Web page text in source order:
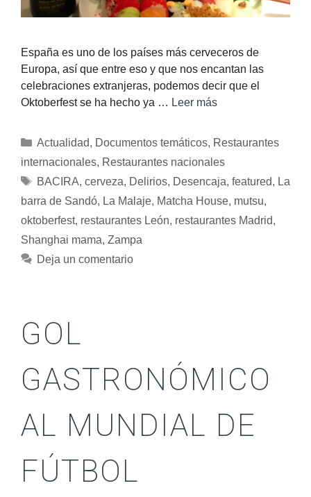
España es uno de los países más cerveceros de
Europa, así que entre eso y que nos encantan las
celebraciones extranjeras, podemos decir que el
Oktoberfest se ha hecho ya … Leer más
Actualidad, Documentos temáticos, Restaurantes
internacionales, Restaurantes nacionales
BACIRA, cerveza, Delirios, Desencaja, featured, La
barra de Sandó, La Malaje, Matcha House, mutsu,
oktoberfest, restaurantes León, restaurantes Madrid,
Shanghai mama, Zampa
Deja un comentario
GOL
GASTRONÓMICO
AL MUNDIAL DE
FÚTBOL